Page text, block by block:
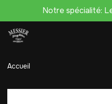
Notre spécialité:
Accueil